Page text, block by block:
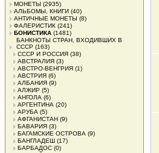
МОНЕТЫ (2935)
АЛЬБОМЫ, КНИГИ (40)
АНТИЧНЫЕ МОНЕТЫ (8)
ФАЛЕРИСТИК (241)
БОНИСТИКА (1481)
БАНКНОТЫ СТРАН, ВХОДИВШИХ В
СССР (163)
СССР И РОССИЯ (38)
АВСТРАЛИЯ (3)
АВСТРО-ВЕНГРИЯ (1)
АВСТРИЯ (6)
АЛБАНИЯ (9)
АЛЖИР (5)
АНГОЛА (6)
АРГЕНТИНА (20)
АРУБА (5)
АФГАНИСТАН (9)
БАВАРИЯ (3)
БАГАМСКИЕ ОСТРОВА (9)
БАНГЛАДЕШ (17)
БАРБАДОС (0)